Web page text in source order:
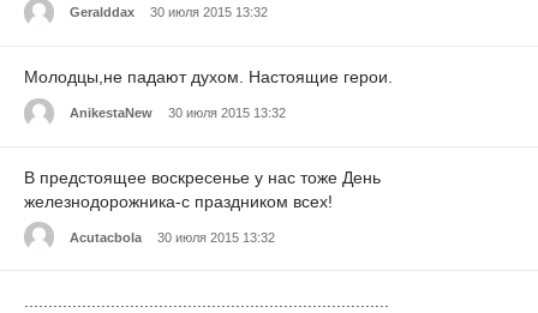
Geralddax 30 июля 2015 13:32
Молодцы,не падают духом. Настоящие герои.
AnikestaNew 30 июля 2015 13:32
В предстоящее воскресенье у нас тоже День
железнодорожника-с праздником всех!
Acutacbola 30 июля 2015 13:32
............................................................................